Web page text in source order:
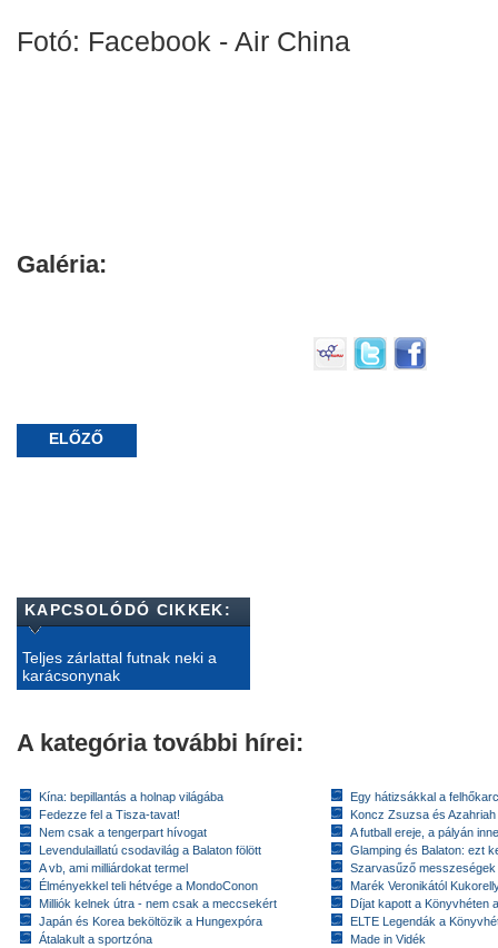
Fotó: Facebook - Air China
Galéria:
ELŐZŐ
KAPCSOLÓDÓ CIKKEK:
Teljes zárlattal futnak neki a
karácsonynak
A kategória további hírei:
Kína: bepillantás a holnap világába
Fedezze fel a Tisza-tavat!
Nem csak a tengerpart hívogat
Levendulaillatú csodavilág a Balaton fölött
A vb, ami milliárdokat termel
Élményekkel teli hétvége a MondoConon
Milliók kelnek útra - nem csak a meccsekért
Japán és Korea beköltözik a Hungexpóra
Átalakult a sportzóna
Egy hátizsákkal a
Koncz Zsuzsa és
A futball ereje, a pályán
Glamping és Balaton: ezt
Szarvasűző messzeségek
Marék Veronikától
Díjat kapott a Könyvhéten
ELTE Legendák a
Made in Vidék